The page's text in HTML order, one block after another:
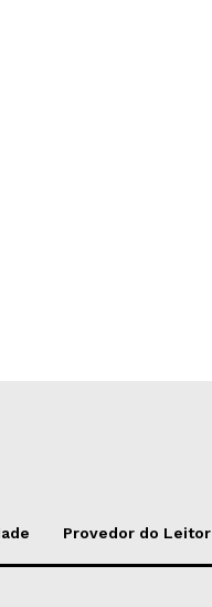
Provedor do Leitor